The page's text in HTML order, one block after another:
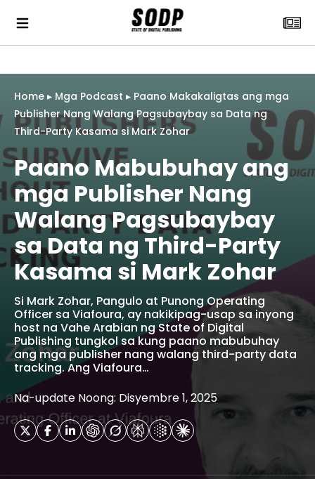
Home ▸ Mga Podcast ▸ Paano Makakaligtas ang mga
Publisher Nang Walang Pagsubaybay sa Data ng
Third-Party Kasama si Mark Zohar
Paano Mabubuhay ang
mga Publisher Nang
Walang Pagsubaybay
sa Data ng Third-Party
Kasama si Mark Zohar
Si Mark Zohar, Pangulo at Punong Operating
Officer sa Viafoura, ay nakikipag-usap sa inyong
host na Vahe Arabian ng State of Digital
Publishing tungkol sa kung paano mabubuhay
ang mga publisher nang walang third-party data
tracking. Ang Viafoura…
Na-update Noong: Disyembre 1, 2025